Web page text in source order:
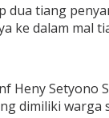
tiang
ke dalam mal
Heny
dimiliki warga